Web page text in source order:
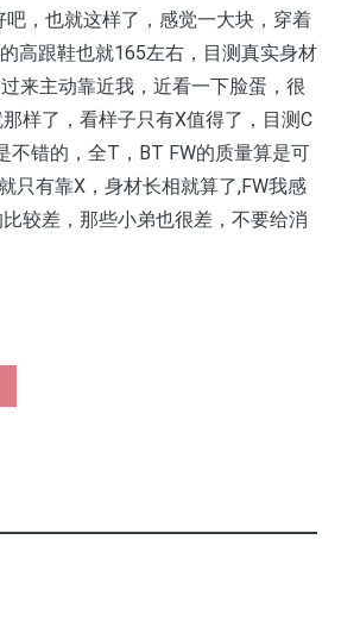
吧，也就这样了，感觉一大块，穿着
高跟鞋也就165左右，目测真实身材
来主动靠近我，近看一下脸蛋，很
样了，看样子只有X值得了，目测C
不错的，全T，BT FW的质量算是可
只有靠X，身材长相就算了,FW我感
较差，那些小弟也很差，不要给消